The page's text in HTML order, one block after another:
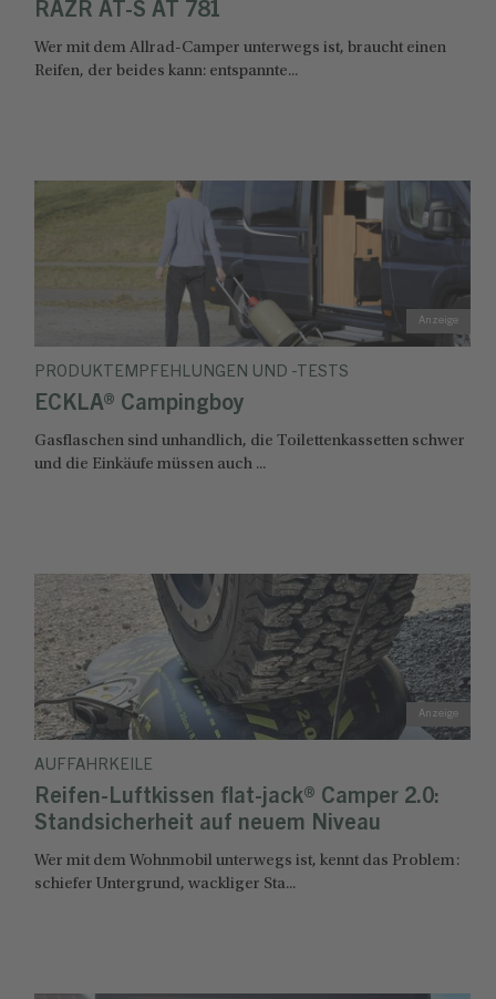
RAZR AT-S AT 781
Wer mit dem Allrad-Camper unterwegs ist, braucht einen
Reifen, der beides kann: entspannte...
PRODUKTEMPFEHLUNGEN UND -TESTS
ECKLA® Campingboy
Gasflaschen sind unhandlich, die Toilettenkassetten schwer
und die Einkäufe müssen auch ...
AUFFAHRKEILE
Reifen-Luftkissen flat-jack® Camper 2.0:
Standsicherheit auf neuem Niveau
Wer mit dem Wohnmobil unterwegs ist, kennt das Problem:
schiefer Untergrund, wackliger Sta...